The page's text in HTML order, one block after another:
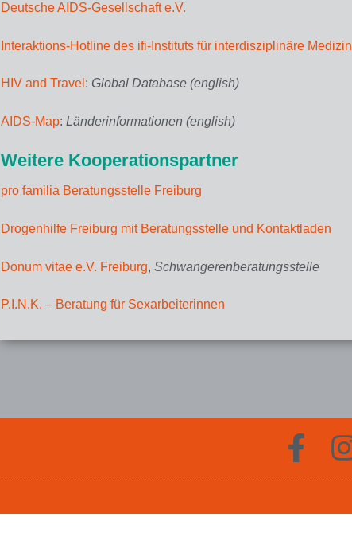
Deutsche AIDS-Gesellschaft e.V.
Interaktions-Hotline des ifi-Instituts für interdisziplinäre Medizin
HIV and Travel : Global Database (english)
AIDS-Map: Länderinformationen (english)
Weitere Kooperationspartner
pro familia Beratungsstelle Freiburg
Drogenhilfe Freiburg mit Beratungsstelle und Kontaktladen
Donum vitae e.V. Freiburg, Schwangerenberatungsstelle
P.I.N.K. – Beratung für Sexarbeiterinnen